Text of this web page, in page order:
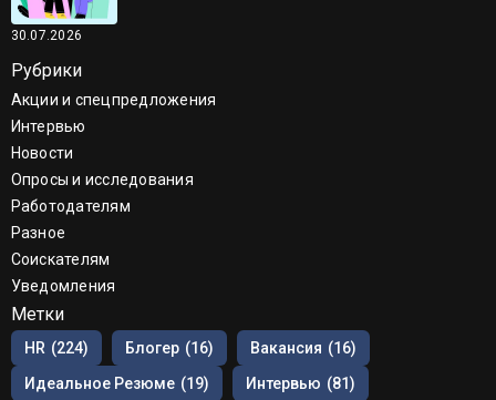
30.07.2026
Рубрики
Акции и спецпредложения
Интервью
Новости
Опросы и исследования
Работодателям
Разное
Соискателям
Уведомления
Метки
HR (224) Блогер (16) Вакансия (16)
Идеальное Резюме (19) Интервью (81)